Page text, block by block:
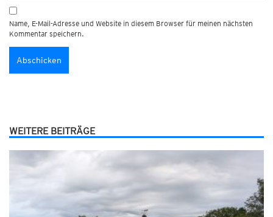
Name, E-Mail-Adresse und Website in diesem Browser für meinen nächsten
Kommentar speichern.
WEITERE BEITRÄGE